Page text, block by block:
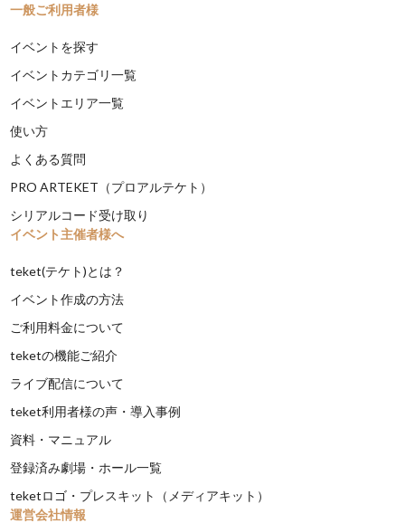
一般ご利用者様
イベントを探す
イベントカテゴリ一覧
イベントエリア一覧
使い方
よくある質問
PRO ARTEKET（プロアルテケト）
シリアルコード受け取り
イベント主催者様へ
teket(テケト)とは？
イベント作成の方法
ご利用料金について
teketの機能ご紹介
ライブ配信について
teket利用者様の声・導入事例
資料・マニュアル
登録済み劇場・ホール一覧
teketロゴ・プレスキット（メディアキット）
運営会社情報